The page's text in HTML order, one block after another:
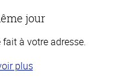
jour
à votre adresse.
plus